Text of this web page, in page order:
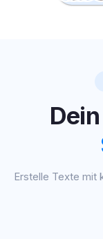
Erstelle Texte mit